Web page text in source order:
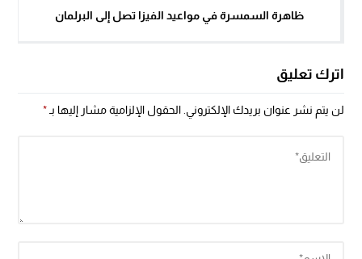
ظاهرة السمسرة في مواعيد الفيزا تصل إلى البرلمان
اترك تعليق
لن يتم نشر عنوان بريدك الإلكتروني. الحقول الإلزامية مشار إليها بـ*